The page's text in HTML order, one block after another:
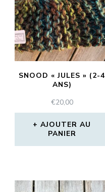
SNOOD « JULES » (2-4
ANS)
€20,00
AJOUTER AU
PANIER